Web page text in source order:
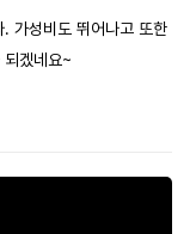
가성비도 뛰어나고 또한
겠네요~